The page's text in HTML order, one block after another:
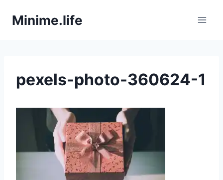
InhaltMinime.life
pexels-photo-360624-1